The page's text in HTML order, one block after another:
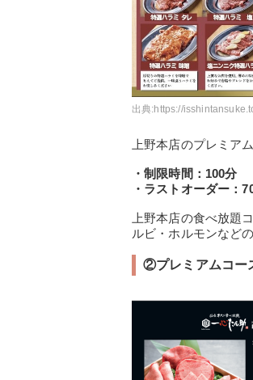
出典:https://
上野本店のプレミア
・制限時間：100分
・ラストオーダー：
上野本店の食べ放題
ルビ・ホルモンなど
②プレミアムコー